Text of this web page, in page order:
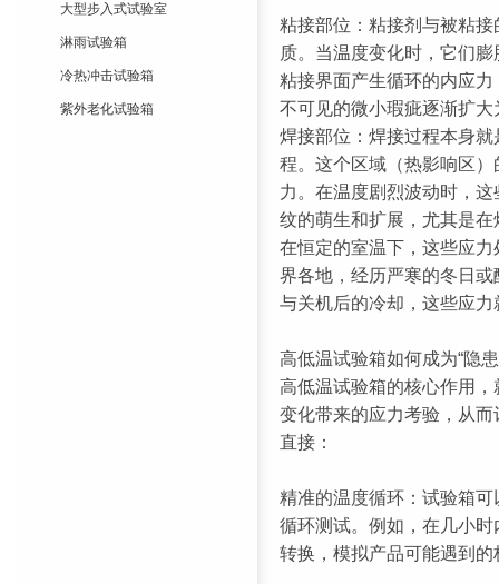
大型步入式试验室
淋雨试验箱
冷热冲击试验箱
紫外老化试验箱
粘接部位：粘接剂与被粘
质。当温度变化时，它们
粘接界面产生循环的内应
不可见的微小瑕疵逐渐扩
焊接部位：焊接过程本身
程。这个区域（热影响区
力。在温度剧烈波动时，
纹的萌生和扩展，尤其是
在恒定的室温下，这些应力
界各地，经历严寒的冬日
与关机后的冷却，这些应
高低温试验箱如何成为“隐
高低温试验箱的核心作用
变化带来的应力考验，从
直接：
精准的温度循环：试验箱
循环测试。例如，在几小
转换，模拟产品可能遇到